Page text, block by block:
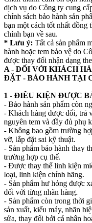
dịch vụ do Công ty cung
chính sách bảo hành sản
bạn một cách tốt nhất đồng
chính bạn về sau.
* Lưu ý: Tất cả sản phẩm
hành hoặc tem bảo vệ do
được thay đổi nhận dạng
A - ĐỐI VỚI KHÁCH
ĐẶT - BẢO HÀNH TẠI
1 - ĐIỀU KIỆN ĐƯỢC
- Bảo hành sản phẩm còn
- Khách hàng được đổi, trả
nguyên tem và đầy đủ phụ
- Không bao gồm trường
vỡ, lắp đặt sai kỹ thuật.
- Sản phẩm bảo hành thay
trường hợp cụ thể.
- Được thay thế linh kiện
loại, linh kiện chính hãng.
- Sản phẩm hư hỏng được
đối với từng nhãn hàng.
- Sản phẩm còn trong thời
sản xuất, kiểu máy, nhãn
sửa, thay đổi bởi cá nhân